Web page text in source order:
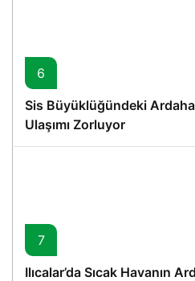
6
Sis Büyüklüğündeki
Ulaşımı Zorluyor
7
Ilıcalar’da Sıcak Havanın